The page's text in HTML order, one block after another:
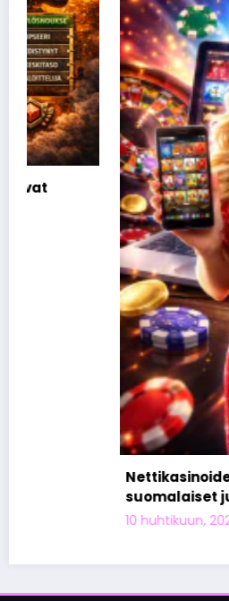
Nettikasinoiden
suomalaiset julkkikset
10 huhtikuun, 2026 Olivia Aho